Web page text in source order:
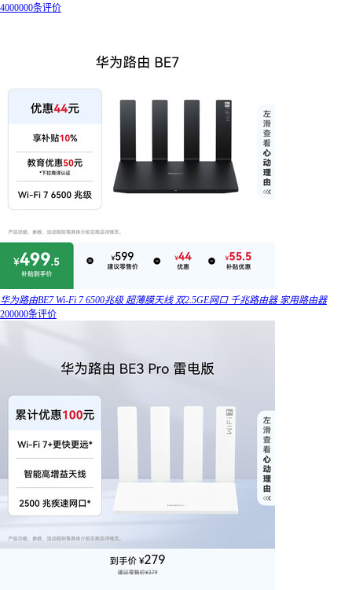
4000000条评价
华为路由BE7 Wi-Fi 7 6500兆级 超薄膜天线 双2.5GE网口 千兆路由器 家用路由器
200000条评价